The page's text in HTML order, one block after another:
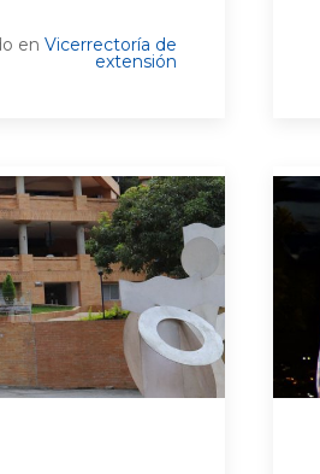
en Vicerrectoría de
extensión